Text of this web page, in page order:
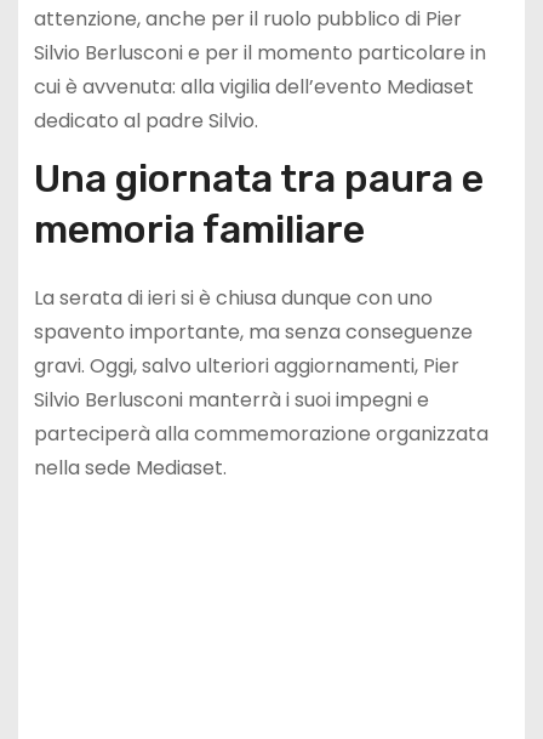
attenzione, anche per il ruolo pubblico di Pier
Silvio Berlusconi e per il momento particolare in
cui è avvenuta: alla vigilia dell’evento Mediaset
dedicato al padre Silvio.
Una giornata tra paura e
memoria familiare
La serata di ieri si è chiusa dunque con uno
spavento importante, ma senza conseguenze
gravi. Oggi, salvo ulteriori aggiornamenti, Pier
Silvio Berlusconi manterrà i suoi impegni e
parteciperà alla commemorazione organizzata
nella sede Mediaset.